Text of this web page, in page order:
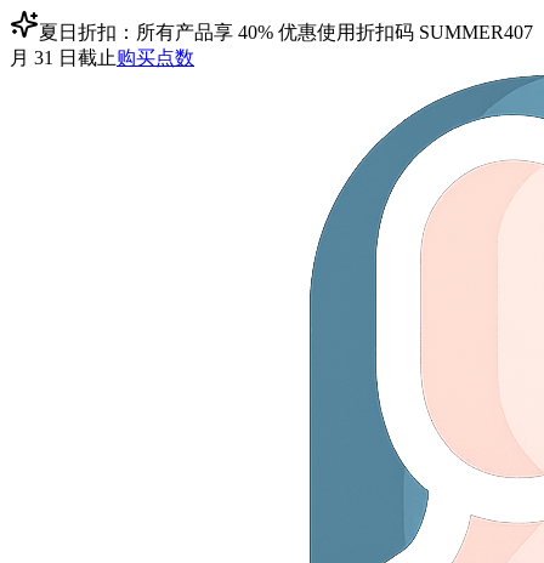
夏日折扣：所有产品享 40% 优惠使用折扣码 SUMMER407
月 31 日截止购买点数